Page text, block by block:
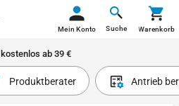
Suche
Mein Konto Warenkorb
kostenlos ab 39 €
Produktberater Antrieb